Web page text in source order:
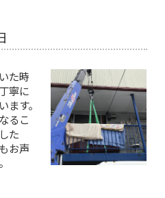
た時
寧に
ます。
るこ
た
お声